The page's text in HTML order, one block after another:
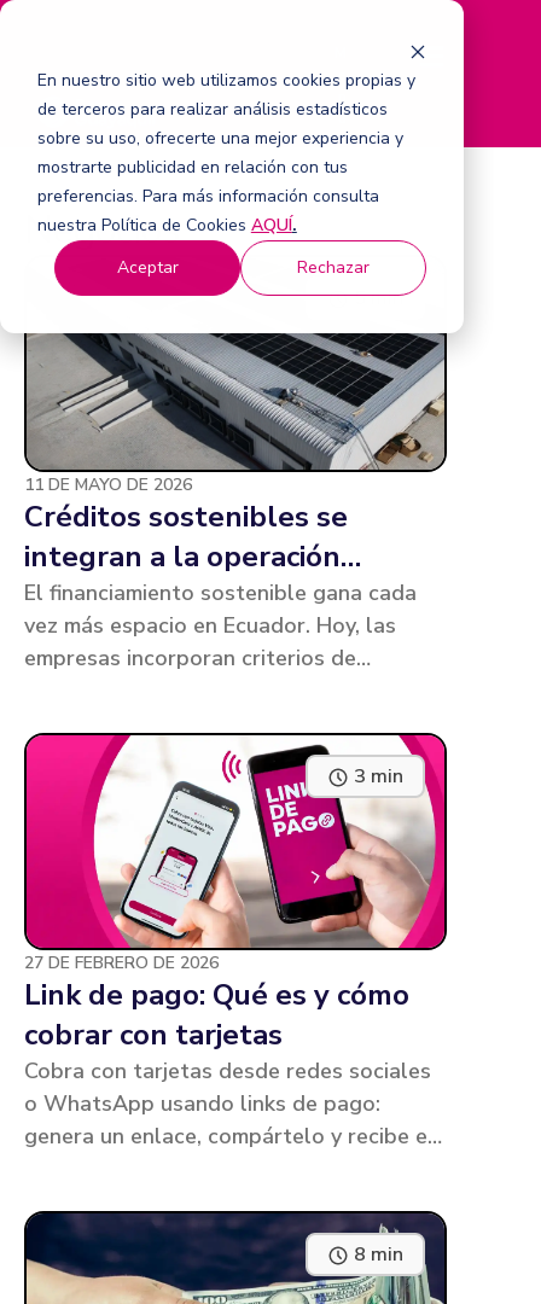
En nuestro sitio web utilizamos cookies propias y
de terceros para realizar análisis estadísticos
sobre su uso, ofrecerte una mejor experiencia y
mostrarte publicidad en relación con tus
preferencias. Para más información consulta
nuestra Política de Cookies AQUÍ.
Aceptar
Rechazar
e
ú
Negocios
5 min
11 DE MAYO DE 2026
Créditos sostenibles se
integran a la operación
empresarial
El financiamiento sostenible gana cada
vez más espacio en Ecuador. Hoy, las
empresas incorporan criterios de
generan impacto ambiental, sino también
eficiencia y competitividad.
3 min
27 DE FEBRERO DE 2026
Link de pago: Qué es y cómo
cobrar con tarjetas
Cobra con tarjetas desde redes sociales
o WhatsApp usando links de pago:
genera un enlace, compártelo y recibe el
8 min